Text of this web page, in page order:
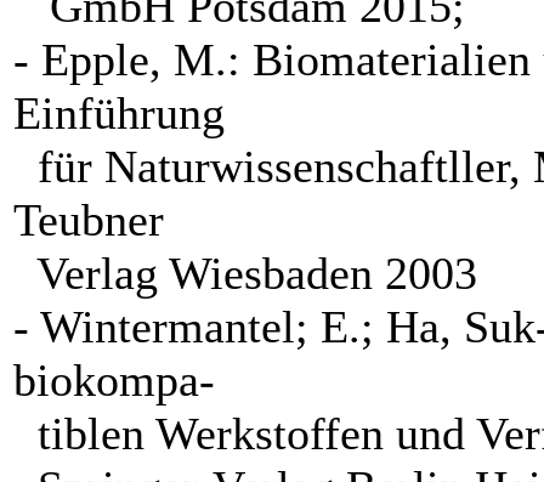
- Epple, M.:
Einführung
für Naturwissenschaftller,
Teubner
Verlag Wiesbaden 2003
- Wintermantel; E.; Ha,
biokompa-
tiblen Werkstoffen und